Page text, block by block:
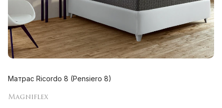
Матрас Ricordo 8 (Pensiero 8)
Magniflex